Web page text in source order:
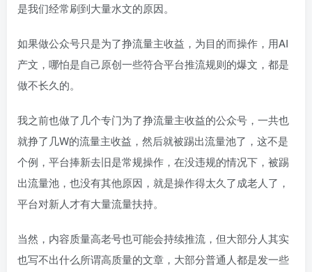
是我们经常刷到大量水文的原因。
如果做公众号只是为了挣流量主收益，为目的而操作，用AI
产文，哪怕是自己原创一些符合平台推流规则的爆文，都是
做不长久的。
我之前也做了几个专门为了挣流量主收益的公众号，一共也
就挣了几W的流量主收益，然后就被踢出流量池了，这不是
个例，平台捧新去旧是常规操作，在没违规的情况下，被踢
出流量池，也没有其他原因，就是操作得太久了成老人了，
平台对新人才有大量流量扶持。
当然，内容质量高老号也可能会持续推流，但大部分人其实
也写不出什么所谓高质量的文章，大部分普通人都是发一些